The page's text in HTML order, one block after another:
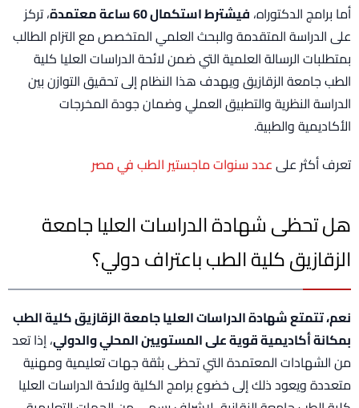
أما برامج الدكتوراه، فيشترط استكمال 60 ساعة معتمدة
، تركز
على الدراسة المتقدمة والبحث العلمي المتخصص مع التزام الطالب
بمتطلبات الرسالة العلمية التي ضمن لائحة الدراسات العليا كلية
الطب جامعة الزقازيق ويهدف هذا النظام إلى تحقيق التوازن بين
الدراسة النظرية والتطبيق العملي وضمان جودة المخرجات
الأكاديمية والطبية.
تعرف أكثر على عدد سنوات ماجستير الطب في مصر
هل تحظى شهادة الدراسات العليا جامعة
الزقازيق كلية الطب باعتراف دولي؟
نعم، تتمتع شهادة الدراسات العليا جامعة الزقازيق كلية الطب
بمكانة أكاديمية قوية على المستويين المحلي والدولي، إذا تعد
من الشهادات المعتمدة التي تحظى بثقة جهات تعليمية ومهنية
متعددة ويعود ذلك إلى خضوع برامج الكلية ولائحة الدراسات العليا